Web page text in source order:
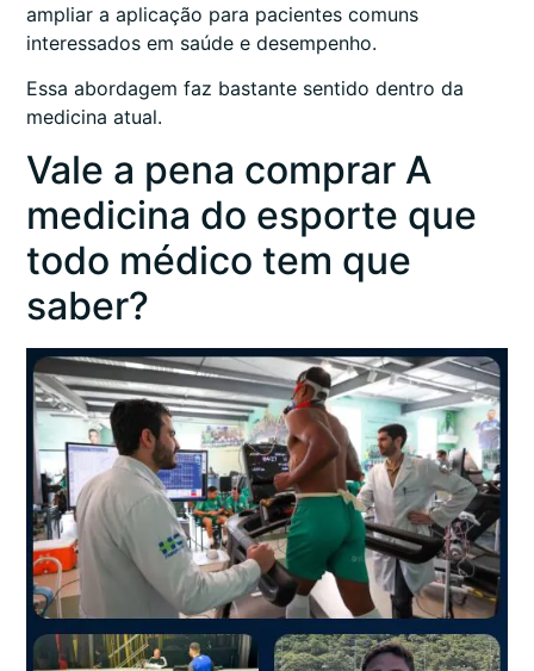
ampliar a aplicação para pacientes comuns
interessados em saúde e desempenho.
Essa abordagem faz bastante sentido dentro da
medicina atual.
Vale a pena comprar A
medicina do esporte que
todo médico tem que
saber?